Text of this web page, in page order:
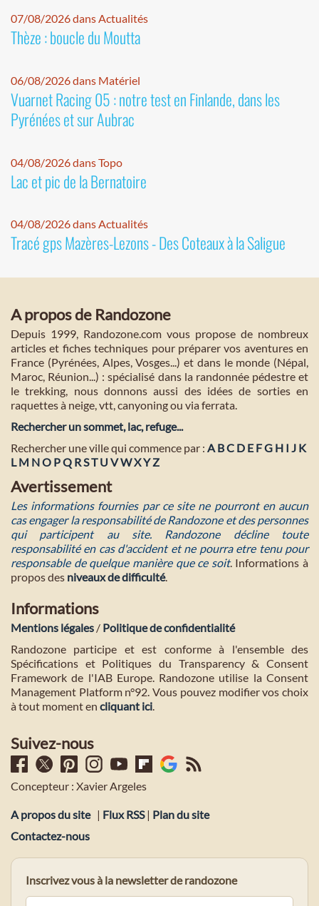
07/08/2026 dans Actualités
Thèze : boucle du Moutta
06/08/2026 dans Matériel
Vuarnet Racing 05 : notre test en Finlande, dans les
Pyrénées et sur Aubrac
04/08/2026 dans Topo
Lac et pic de la Bernatoire
04/08/2026 dans Actualités
Tracé gps Mazères-Lezons - Des Coteaux à la Saligue
A propos de Randozone
Depuis 1999, Randozone.com vous propose de nombreux
articles et fiches techniques pour préparer vos aventures en
France (Pyrénées, Alpes, Vosges...) et dans le monde (Népal,
Maroc, Réunion...) : spécialisé dans la randonnée pédestre et
le trekking, nous donnons aussi des idées de sorties en
raquettes à neige, vtt, canyoning ou via ferrata.
Rechercher un sommet, lac, refuge...
Rechercher une ville qui commence par : A BC D E FG H I J K
L M NO PQ RST U VWXYZ
Avertissement
Les informations fournies par ce site ne pourront en aucun
cas engager la responsabilité de Randozone et des personnes
qui participent au site. Randozone décline toute
responsabilité en cas d'accident et ne pourra etre tenu pour
responsable de quelque manière que ce soit. Informations à
propos des niveaux de difficulté.
Informations
Mentions légales / Politique de confidentialité
Randozone participe et est conforme à l'ensemble des
Spécifications et Politiques du Transparency & Consent
Framework de l'IAB Europe. Randozone utilise la Consent
Management Platform n°92. Vous pouvez modifier vos choix
à tout moment en cliquant ici.
Suivez-nous
Concepteur : Xavier Argeles
A propos du site | Flux RSS| Plan du site
Contactez-nous
Inscrivez vous à la newsletter de randozone